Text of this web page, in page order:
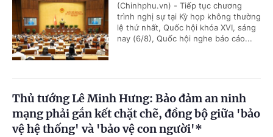
(Chinhphu.vn) - Tiếp tục chương
trình nghị sự tại Kỳ họp không thường
lệ thứ nhất, Quốc hội khóa XVI, sáng
nay (6/8), Quốc hội nghe báo cáo...
Thủ tướng Lê Minh Hưng: Bảo đảm an ninh
mạng phải gắn kết chặt chẽ, đồng bộ giữa 'bảo
vệ hệ thống' và 'bảo vệ con người'*